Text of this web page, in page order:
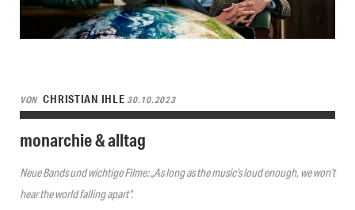
VON CHRISTIAN IHLE 30.10.2023
monarchie & alltag
Neue Bands und wichtige Filme: „As long as the music’s loud enough, we won’t
hear the world falling apart“.